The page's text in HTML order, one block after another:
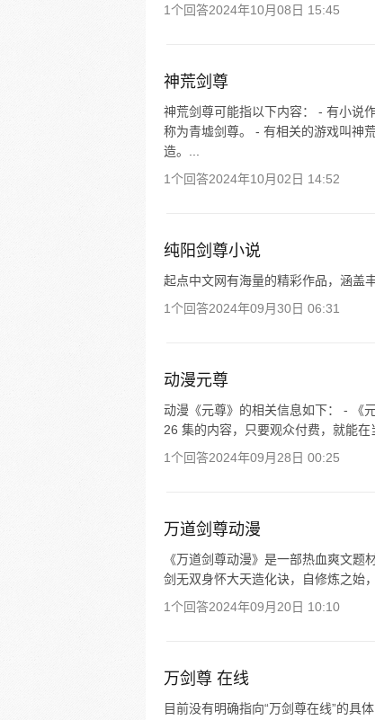
1个回答2024年10月08日 15:45
神荒剑尊
神荒剑尊可能指以下内容： - 有小说
称为青墟剑尊。 - 有相关的游戏叫神
造。...
1个回答2024年10月02日 14:52
纯阳剑尊小说
起点中文网有海量的精彩作品，涵盖
1个回答2024年09月30日 06:31
动漫元尊
动漫《元尊》的相关信息如下： - 《
26 集的内容，只要观众付费，就能
1个回答2024年09月28日 00:25
万道剑尊动漫
《万道剑尊动漫》是一部热血爽文
剑无双身怀大天造化诀，自修炼之始
1个回答2024年09月20日 10:10
万剑尊 在线
目前没有明确指向“万剑尊在线”的具